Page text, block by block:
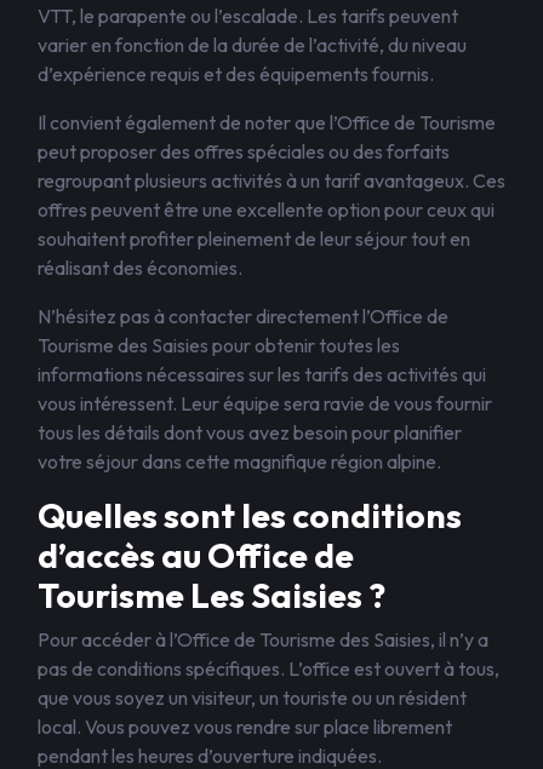
VTT, le parapente ou l’escalade. Les tarifs peuvent
varier en fonction de la durée de l’activité, du niveau
d’expérience requis et des équipements fournis.
Il convient également de noter que l’Office de Tourisme
peut proposer des offres spéciales ou des forfaits
regroupant plusieurs activités à un tarif avantageux. Ces
offres peuvent être une excellente option pour ceux qui
souhaitent profiter pleinement de leur séjour tout en
réalisant des économies.
N’hésitez pas à contacter directement l’Office de
Tourisme des Saisies pour obtenir toutes les
informations nécessaires sur les tarifs des activités qui
vous intéressent. Leur équipe sera ravie de vous fournir
tous les détails dont vous avez besoin pour planifier
votre séjour dans cette magnifique région alpine.
Quelles sont les conditions
d’accès au Office de
Tourisme Les Saisies ?
Pour accéder à l’Office de Tourisme des Saisies, il n’y a
pas de conditions spécifiques. L’office est ouvert à tous,
que vous soyez un visiteur, un touriste ou un résident
local. Vous pouvez vous rendre sur place librement
pendant les heures d’ouverture indiquées.